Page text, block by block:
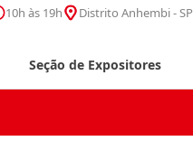
10h às 19h Distrito Anhembi - SP
Seção de Expositores